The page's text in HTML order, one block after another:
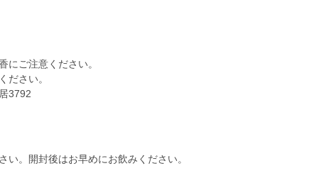
ご注意ください。
さい。
3792
。開封後はお早めにお飲みください。